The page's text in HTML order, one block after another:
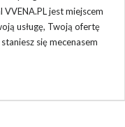
jest miejscem
usługę, Twoją ofertę
się mecenasem